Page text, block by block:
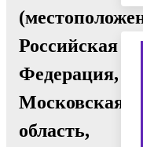
Российская
Федерация,
Московская
область,